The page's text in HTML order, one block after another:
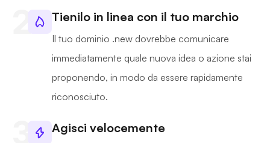
Tienilo in linea con il tuo marchio
Il tuo dominio .new dovrebbe comunicare
immediatamente quale nuova idea o azione stai
proponendo, in modo da essere rapidamente
riconosciuto.
Agisci velocemente